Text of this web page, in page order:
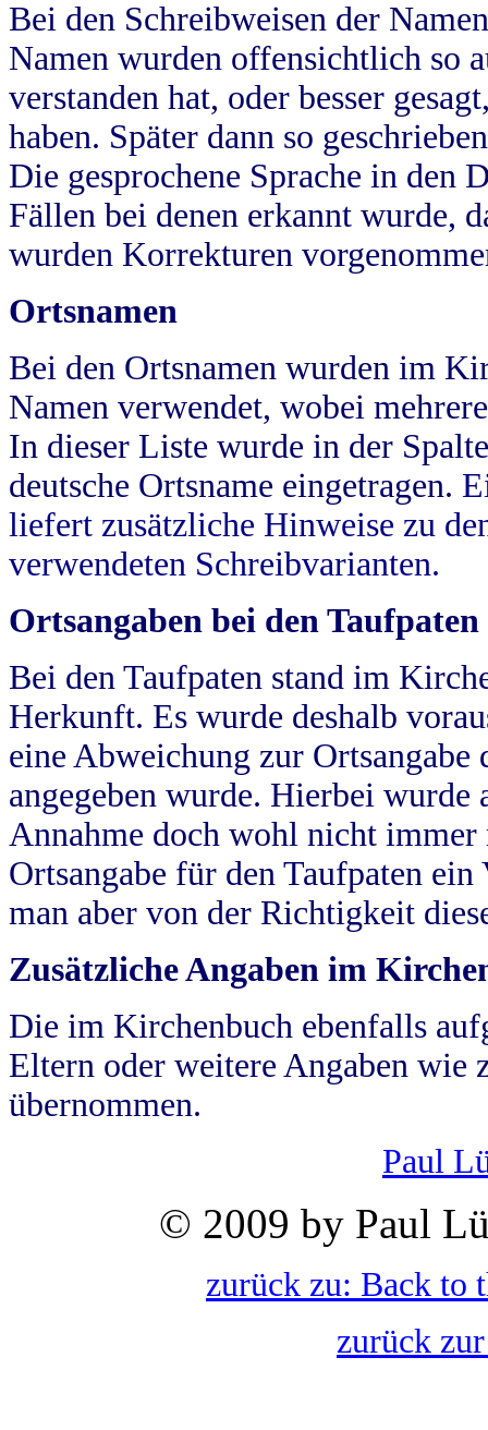
Bei den Schreibweisen der
Namen wurden offensichtlich so
verstanden hat, oder besser
haben. Später dann so
Die gesprochene Sprache in
Fällen bei denen erkannt wurde,
wurden Korrekturen
Ortsnamen
Bei den Ortsnamen wurden im
Namen verwendet, wobei
In dieser Liste wurde in der
deutsche Ortsname eingetragen.
liefert zusätzliche Hinweise zu
verwendeten Schreibvarianten.
Ortsangaben bei den Taufpaten
Bei den Taufpaten stand im
Herkunft. Es wurde deshalb
eine Abweichung zur
angegeben wurde. Hierbei wurde
Annahme doch wohl nicht
Ortsangabe für den Taufpaten
man aber von der Richtigkeit
Zusätzliche Angaben im
Die im Kirchenbuch ebenfalls
Eltern oder weitere Angaben wie
übernommen.
Paul
© 2009 by Paul
zurück zu: Back to
zurück